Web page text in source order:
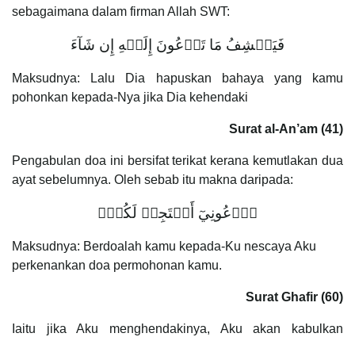
sebagaimana dalam firman Allah SWT:
فَيَكۡشِفُ مَا تَدۡعُونَ إِلَيۡهِ إِن شَآءَ
Maksudnya: Lalu Dia hapuskan bahaya yang kamu
pohonkan kepada-Nya jika Dia kehendaki
Surat al-An’am (41)
Pengabulan doa ini bersifat terikat kerana kemutlakan dua
ayat sebelumnya. Oleh sebab itu makna daripada:
ٱدۡعُونِيٓ أَسۡتَجِبۡ لَكُمۡۚ
Maksudnya: Berdoalah kamu kepada-Ku nescaya Aku
perkenankan doa permohonan kamu.
Surat Ghafir (60)
Iaitu jika Aku menghendakinya, Aku akan kabulkan